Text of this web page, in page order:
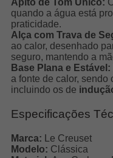
Apito de Tom Único:
quando a água está
praticidade.
Alça com Trava de
ao calor, desenhado
seguro, mantendo a
Base Plana e Estável:
a fonte de calor, sendo
incluindo os de
Especificações
Marca: Le Creuset
Modelo: Clássica